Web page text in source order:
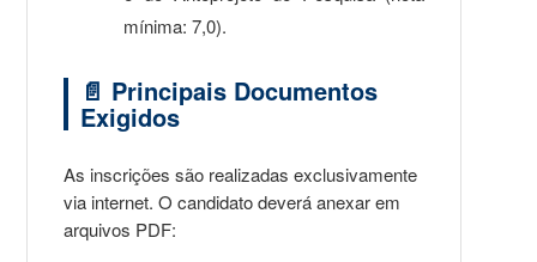
mínima: 7,0).
📄 Principais Documentos
Exigidos
As inscrições são realizadas exclusivamente
via internet. O candidato deverá anexar em
arquivos PDF: